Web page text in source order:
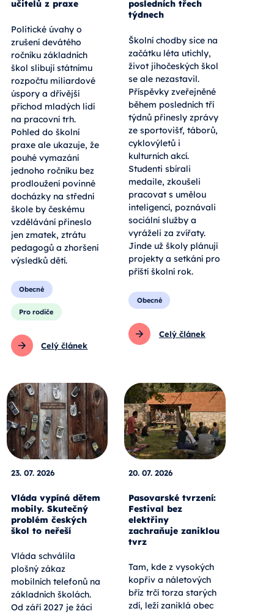
učitelů z praxe
Politické úvahy o
zrušení devátého
ročníku základních
škol slibují státnímu
rozpočtu miliardové
úspory a dřívější
příchod mladých lidí
na pracovní trh.
Pohled do školní
praxe ale ukazuje, že
pouhé vymazání
jednoho ročníku bez
prodloužení povinné
docházky na střední
škole by českému
vzdělávání přineslo
jen zmatek, ztrátu
pedagogů a zhoršení
výsledků dětí.
Obecné
Pro rodiče
Celý článek
posledních třech
týdnech
Školní chodby sice na
začátku léta utichly,
život jihočeských škol
se ale nezastavil.
Příspěvky zveřejněné
během posledních tří
týdnů přinesly zprávy
ze sportovišť, táborů,
cyklovýletů i
kulturních akcí.
Studenti sbírali
medaile, zkoušeli
pracovat s umělou
inteligencí, poznávali
sociální služby a
vyráželi za zvířaty.
Jinde už školy plánují
projekty a setkání pro
příští školní rok.
Obecné
Celý článek
23. 07. 2026
Vláda vypíná dětem
mobily. Skutečný
problém českých
škol to neřeší
Vláda schválila
plošný zákaz
mobilních telefonů na
základních školách.
Od září 2027 je žáci
20. 07. 2026
Pasovarské tvrzení:
Festival bez
elektřiny
zachraňuje zaniklou
tvrz
Tam, kde z vysokých
kopřiv a náletových
bříz trčí torza starých
zdí, leží zaniklá obec